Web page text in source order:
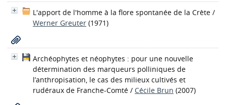
L'apport de l'homme à la flore spontanée de la Crète /
Werner Greuter (1971)
Archéophytes et néophytes : pour une nouvelle
détermination des marqueurs polliniques de
l’anthropisation, le cas des milieux cultivés et
rudéraux de Franche-Comté / Cécile Brun (2007)